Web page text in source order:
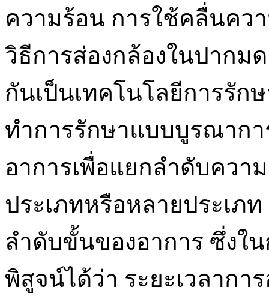
ความร้อน การใช้คลื่นคว
วิธีการส่องกล้องในปากม
กันเป็นเทคโนโลยีการรัก
ทำการรักษาแบบบูรณาก
อาการเพื่อแยกลำดับคว
ประเภทหรือหลายประเภ
ลำดับขั้นของอาการ ซึ่งใ
พิสูจน์ได้ว่า ระยะเวลากา